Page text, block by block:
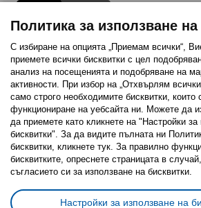
Последвайте ни:
FacebookTwitterYoutubePinterestInstagram
Политика за използване на
Избор на настройки за
Условия за ползване на ikea.bgОбща
Политика за използване на
С избиране на опцията „Приемам всички“,
приемете всички бисквитки с цел
анализ на посещенията и подобряване на
активности. При избор на „Отхвърлям
само строго необходимитe бисквитки,
функциониране на уебсайта ни. Можете да
да приемете като кликнете на "Настройки за
бисквитки". За да видите пълната ни
бисквитки, кликнете тук. За правилно
бисквитките, опреснете страницата в
съгласието си за използване на бисквитки.
Настройки за използване на